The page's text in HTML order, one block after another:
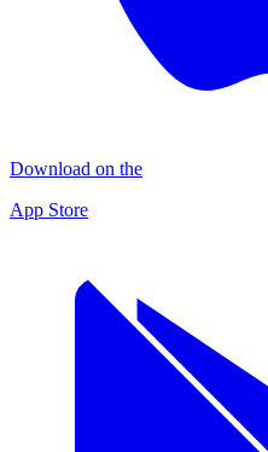
Download on the
App Store